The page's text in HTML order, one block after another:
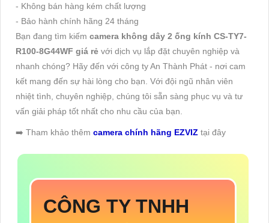
- Không bán hàng kém chất lượng
- Bảo hành chính hãng 24 tháng
Bạn đang tìm kiếm camera không dây 2 ống kính CS-TY7-
R100-8G44WF giá rẻ với dịch vụ lắp đặt chuyên nghiệp và
nhanh chóng? Hãy đến với công ty An Thành Phát - nơi cam
kết mang đến sự hài lòng cho bạn. Với đội ngũ nhân viên
nhiệt tình, chuyên nghiệp, chúng tôi sẵn sàng phục vụ và tư
vấn giải pháp tốt nhất cho nhu cầu của bạn.
➡️ Tham khảo thêm camera chính hãng EZVIZ tại đây
CÔNG TY TNHH